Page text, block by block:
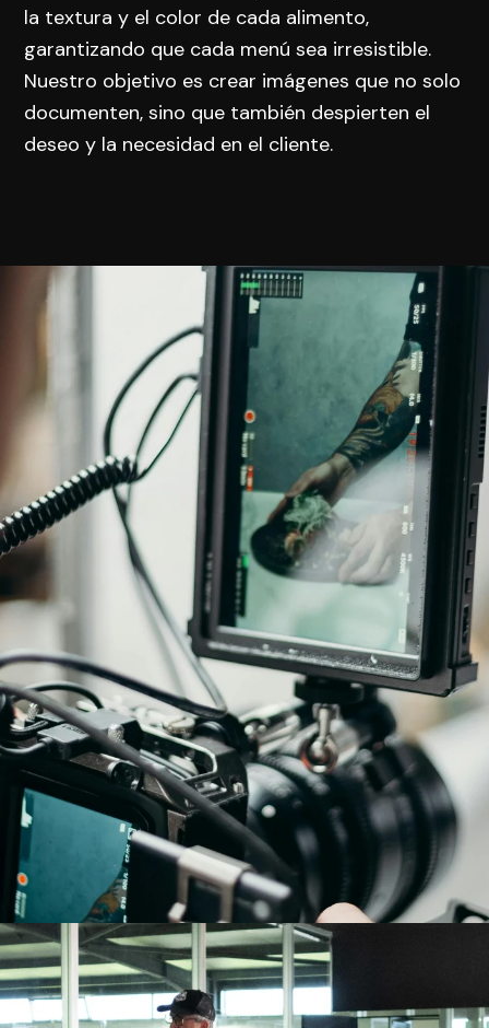
la textura y el color de cada alimento,
garantizando que cada menú sea irresistible.
Nuestro objetivo es crear imágenes que no solo
documenten, sino que también despierten el
deseo y la necesidad en el cliente.